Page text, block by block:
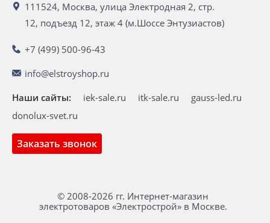
111524, Москва, улица Электродная 2, стр.
12, подъезд 12, этаж 4 (м.Шоссе Энтузиастов)
+7 (499) 500-96-43
info@elstroyshop.ru
Заказать звонок
Наши сайты: iek-sale.ru itk-sale.ru
gauss-led.ru
donolux-svet.ru
© 2008-2026 гг. Интернет-магазин
электротоваров «Электрострой» в Москве.